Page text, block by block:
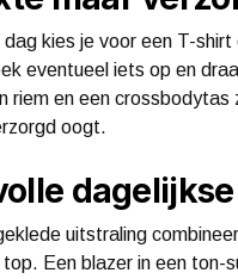
kies je voor een T-
eventueel iets op en
riem en een
oogt.
uitstraling
Een blazer in een